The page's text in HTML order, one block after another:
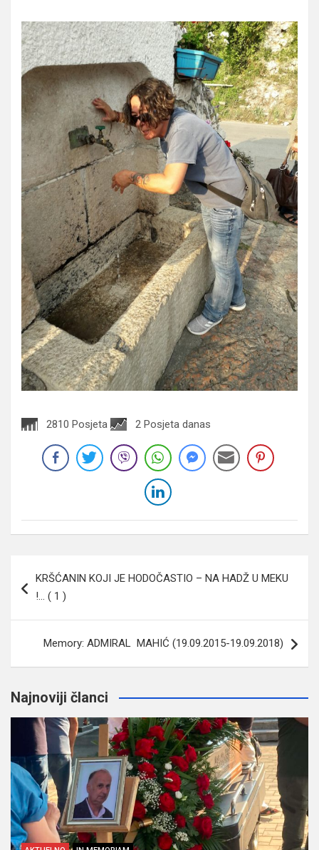
2810 Posjeta 2 Posjeta danas
članaka
KRŠĆANIN KOJI JE HODOČASTIO – NA HADŽ U MEKU
!… ( 1 )
Memory: ADMIRAL MAHIĆ (19.09.2015-19.09.2018)
Najnoviji članci